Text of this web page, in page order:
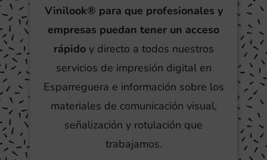
Vinilook® para que profesionales y
empresas puedan tener un acceso
rápidoy directo a todos nuestros
servicios de impresión digital en
Esparreguera e información sobre los
materiales de comunicación visual,
señalización y rotulación que
trabajamos.